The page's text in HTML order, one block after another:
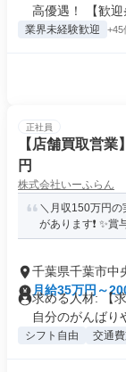
高優遇！ 【歓迎
業界未経験歓迎 +45
正社員
【店舗買取営
円
株式会社いーふらん
＼月収150万円の
があります❗ ✨賞
千葉県千葉市中
月給35万円～
求める人材: 【
自分のがんばり
シフト自由 交通